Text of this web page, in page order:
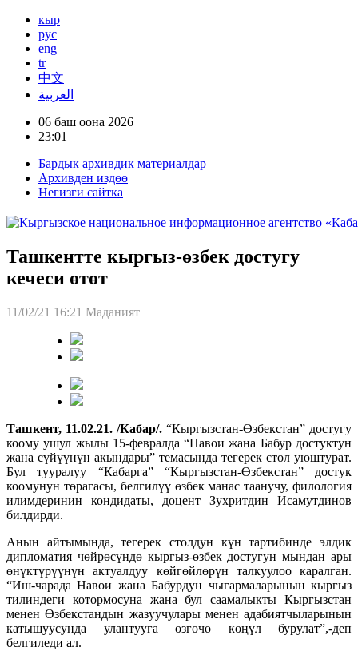
кыр
рус
eng
tr
中文
العربية
06 баш оона 2026
23:01
Бардык архивдик материалдар
Архивден издөө
Негизги сайтка
Ташкентте кыргыз-өзбек достугу
кечеси өтөт
11/02/21 16:21 Маданият
Ташкент, 11.02.21. /Кабар/. “Кыргызстан-Өзбекстан” достугу
коому ушул жылы 15-февралда “Навои жана Бабур достуктун
жана сүйүүнүн акындары” темасында тегерек стол уюштурат.
Бул тууралуу “Кабарга” “Кыргызстан-Өзбекстан” достук
коомунун төрагасы, белгилүү өзбек манас таанучу, филология
илимдеринин кондидаты, доцент Зухритдин Исамутдинов
билдирди.
Анын айтымында, тегерек столдун күн тартибинде элдик
дипломатия чөйрөсүндө кыргыз-өзбек достугун мындан ары
өнүктүрүүнүн актуалдуу көйгөйлөрүн талкуулоо каралган.
“Иш-чарада Навои жана Бабурдун чыгармаларынын кыргыз
тилиндеги котормосуна жана бул саамалыкты Кыргызстан
менен Өзбекстандын жазуучулары менен адабиятчыларынын
катышуусунда улантууга өзгөчө көңүл бурулат”,-деп
белгиледи ал.